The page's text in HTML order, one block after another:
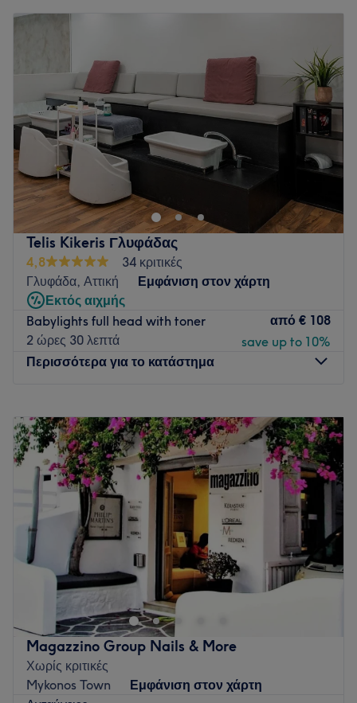
Telis Kikeris Γλυφάδας
4,8
34 κριτικές
Γλυφάδα, Αττική
Εμφάνιση στον χάρτη
Εκτός αιχμής
Babylights full head with toner
2 ώρες 30 λεπτά
από € 108
save up to 10%
Περισσότερα για το κατάστημα
Τρίτη
09:00–20:00
Τετάρτη
09:00–18:00
Πέμπτη
09:00–20:00
Παρασκευή
09:00–20:00
Σάββατο
09:00
18:00
Κυριακή
Κλειστό
Το Telis Kikeris Γλυφάδας βρίσκεται στην Γλυφάδα και
προσφέρει μια μεγάλη γκάμα υπηρεσιών ομορφιάς.
Go to venue
Magazzino Group Nails & More
Χωρίς κριτικές
Mykonos Town
Εμφάνιση στον χάρτη